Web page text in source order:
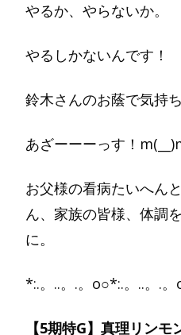
やるか、やらないか。
やるしかないんです！
鈴木さんのお蔭で気持
あざーーーっす！
お父様の看病たいへん
ん、家族の皆様、体調
に。
*:.。..。.。o○*:.。..。.。
【5期特G】真理リンモ